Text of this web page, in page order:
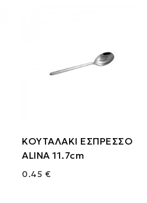
ΚΟΥΤΑΛΑΚΙ ΕΣΠΡΕΣΣΟ
ALINA 11.7cm
0.45 €